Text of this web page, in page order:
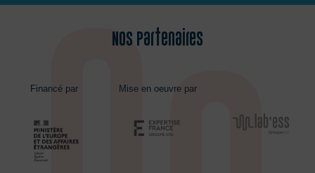
Nos Partenaires
Financé par Mise en oeuvre par